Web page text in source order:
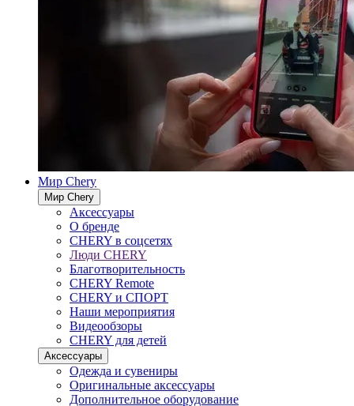
Мир Chery
Мир Chery
Аксессуары
О бренде
CHERY в соцсетях
Люди CHERY
Благотворительность
CHERY Remote
CHERY и СПОРТ
Наши мероприятия
Видеообзоры
CHERY для детей
Аксессуары
Одежда и сувениры
Оригинальные аксессуары
Дополнительное оборудование